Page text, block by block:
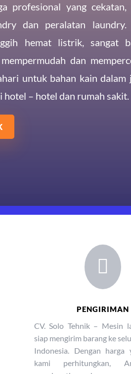
profesional yang cekatan,
dan peralatan
hemat listrik, sangat
dan
untuk bahan kain dalam
hotel – hotel dan rumah sakit.

PENGIRIMAN
CV. Solo Tehnik – Mesin
siap mengirim barang ke
Indonesia. Dengan harga
kami perhitungkan,